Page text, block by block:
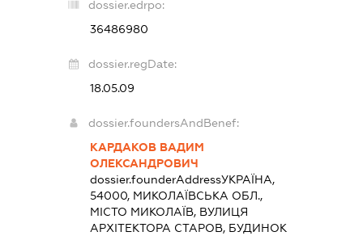
dossier.edrpo:
36486980
dossier.regDate:
18.05.09
dossier.foundersAndBenef:
КАРДАКОВ ВАДИМ
ОЛЕКСАНДРОВИЧ
dossier.founderAddressУКРАЇНА,
54000, МИКОЛАЇВСЬКА ОБЛ.,
МІСТО МИКОЛАЇВ, ВУЛИЦЯ
АРХІТЕКТОРА СТАРОВ, БУДИНОК